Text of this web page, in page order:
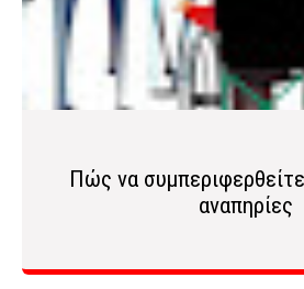
Πώς να
αναπηρίες